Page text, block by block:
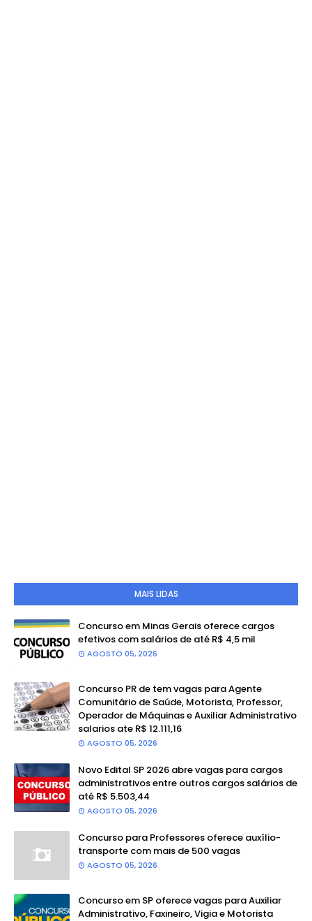
MAIS LIDAS
Concurso em Minas Gerais oferece cargos
efetivos com salários de até R$ 4,5 mil
AGOSTO 05, 2026
Concurso PR de tem vagas para Agente
Comunitário de Saúde, Motorista, Professor,
Operador de Máquinas e Auxiliar Administrativo
salarios ate R$ 12.111,16
AGOSTO 05, 2026
Novo Edital SP 2026 abre vagas para cargos
administrativos entre outros cargos salários de
até R$ 5.503,44
AGOSTO 05, 2026
Concurso para Professores oferece auxílio-
transporte com mais de 500 vagas
AGOSTO 05, 2026
Concurso em SP oferece vagas para Auxiliar
Administrativo, Faxineiro, Vigia e Motorista